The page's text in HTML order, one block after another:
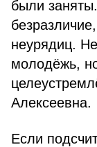
были
неурядиц.
молодёжь,
Алексеевна.
Если